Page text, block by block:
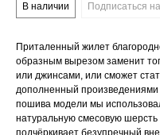
В наличии
Подписаться
Приталенный жилет
образным вырезом заменит
или джинсами, или сможет
дополненный
пошива модели мы
натуральную смесовую шерсть